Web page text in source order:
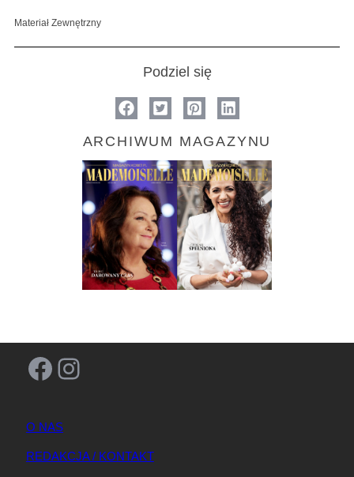
Materiał Zewnętrzny
Podziel się
ARCHIWUM MAGAZYNU
Facebook Instagram
O NAS
REDAKCJA / KONTAKT